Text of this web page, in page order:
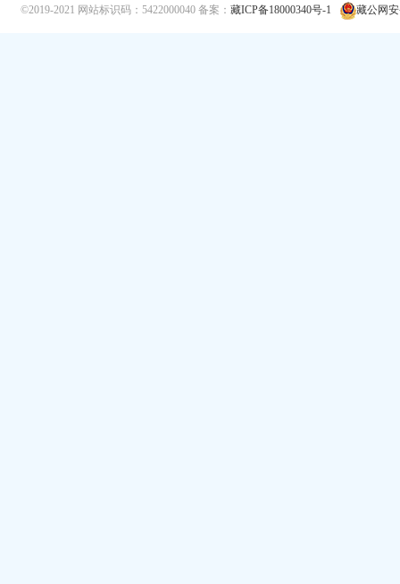
©2019-2021 网站标识码：5422000040 备案： 藏ICP备18000340号-1 藏公网安